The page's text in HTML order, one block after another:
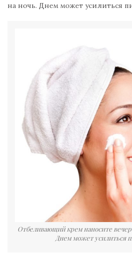
на ночь. Днем может усилиться
Отбеливающий крем наносите
Днем может усилиться